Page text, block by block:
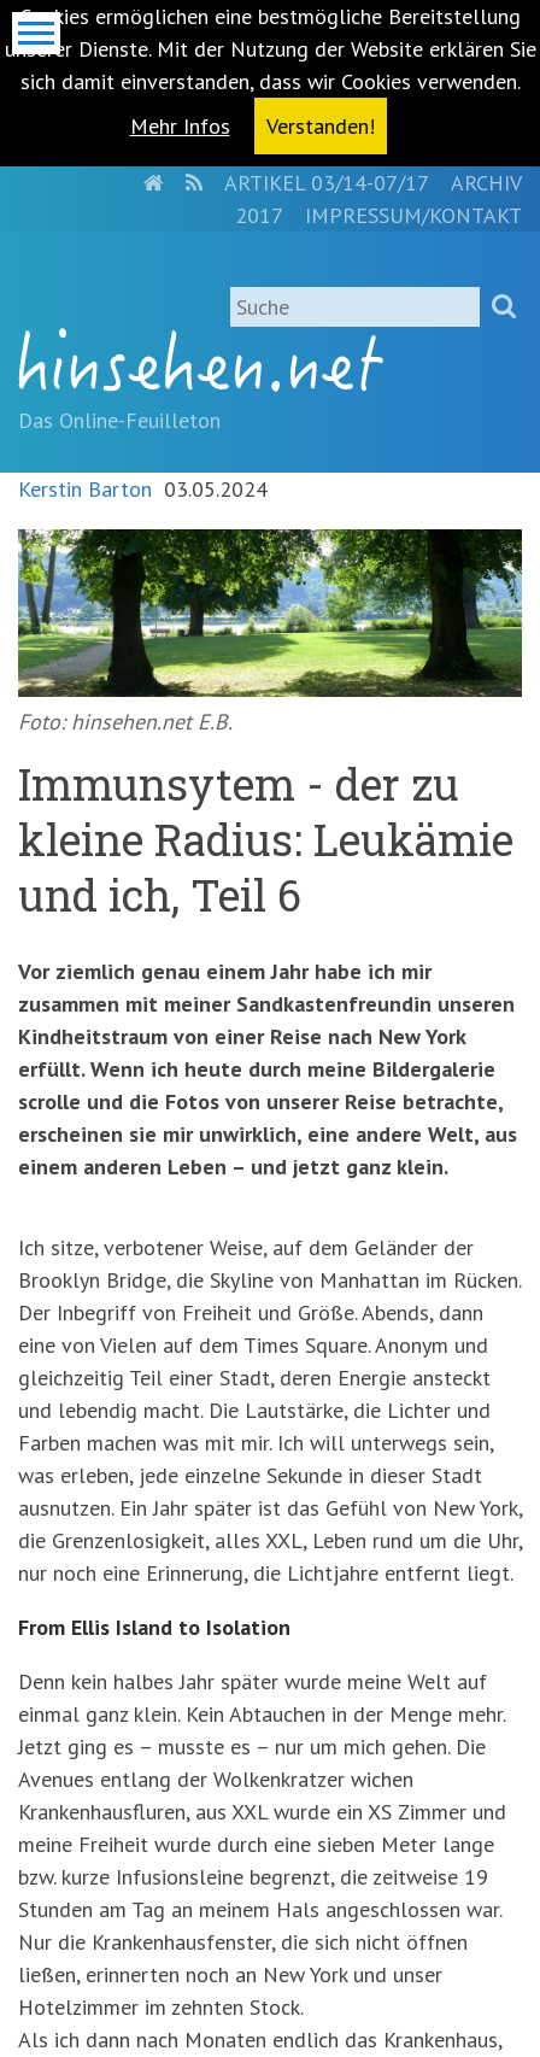
Cookies ermöglichen eine bestmögliche Bereitstellung
unserer Dienste. Mit der Nutzung der Website erklären Sie
sich damit einverstanden, dass wir Cookies verwenden.
Mehr Infos
Verstanden!
springen
(Accesskey
'1')Zur
springen
'3')Zur
Suche
springen
(Accesskey
'2')
HOMERSSARTIKEL 03/14-07/17
ARCHIV
2017
IMPRESSUM/KONTAKT
Suche
Das Online-Feuilleton
Kerstin Barton 03.05.2024
Foto: hinsehen.net E.B.
Immunsytem - der zu
kleine Radius: Leukämie
und ich, Teil 6
Vor ziemlich genau einem Jahr habe ich mir
zusammen mit meiner Sandkastenfreundin unseren
Kindheitstraum von einer Reise nach New York
erfüllt. Wenn ich heute durch meine Bildergalerie
scrolle und die Fotos von unserer Reise betrachte,
erscheinen sie mir unwirklich, eine andere Welt, aus
einem anderen Leben – und jetzt ganz klein.
Ich sitze, verbotener Weise, auf dem Geländer der
Brooklyn Bridge, die Skyline von Manhattan im Rücken.
Der Inbegriff von Freiheit und Größe. Abends, dann
eine von Vielen auf dem Times Square. Anonym und
gleichzeitig Teil einer Stadt, deren Energie ansteckt
und lebendig macht. Die Lautstärke, die Lichter und
Farben machen was mit mir. Ich will unterwegs sein,
was erleben, jede einzelne Sekunde in dieser Stadt
ausnutzen. Ein Jahr später ist das Gefühl von New York,
die Grenzenlosigkeit, alles XXL, Leben rund um die Uhr,
nur noch eine Erinnerung, die Lichtjahre entfernt liegt.
From Ellis Island to Isolation
Denn kein halbes Jahr später wurde meine Welt auf
einmal ganz klein. Kein Abtauchen in der Menge mehr.
Jetzt ging es – musste es – nur um mich gehen. Die
Avenues entlang der Wolkenkratzer wichen
Krankenhausfluren, aus XXL wurde ein XS Zimmer und
meine Freiheit wurde durch eine sieben Meter lange
bzw. kurze Infusionsleine begrenzt, die zeitweise 19
Stunden am Tag an meinem Hals angeschlossen war.
Nur die Krankenhausfenster, die sich nicht öffnen
ließen, erinnerten noch an New York und unser
Hotelzimmer im zehnten Stock.
Als ich dann nach Monaten endlich das Krankenhaus,